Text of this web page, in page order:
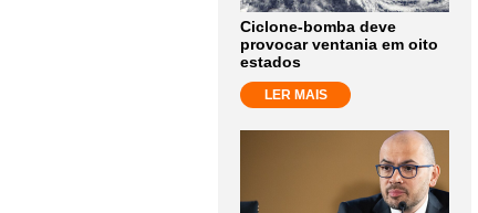
Ciclone-bomba deve
provocar ventania em oito
estados
LER MAIS